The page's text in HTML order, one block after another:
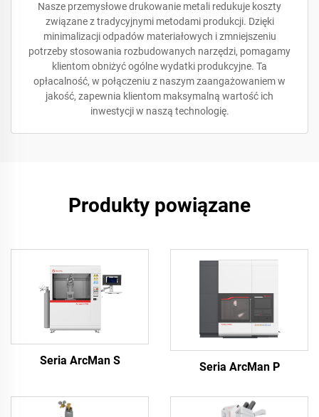
Nasze przemysłowe drukowanie metali redukuje koszty
związane z tradycyjnymi metodami produkcji. Dzięki
minimalizacji odpadów materiałowych i zmniejszeniu
potrzeby stosowania rozbudowanych narzędzi, pomagamy
klientom obniżyć ogólne wydatki produkcyjne. Ta
opłacalność, w połączeniu z naszym zaangażowaniem w
jakość, zapewnia klientom maksymalną wartość ich
inwestycji w naszą technologię.
Produkty powiązane
Seria ArcMan S Seria ArcMan P